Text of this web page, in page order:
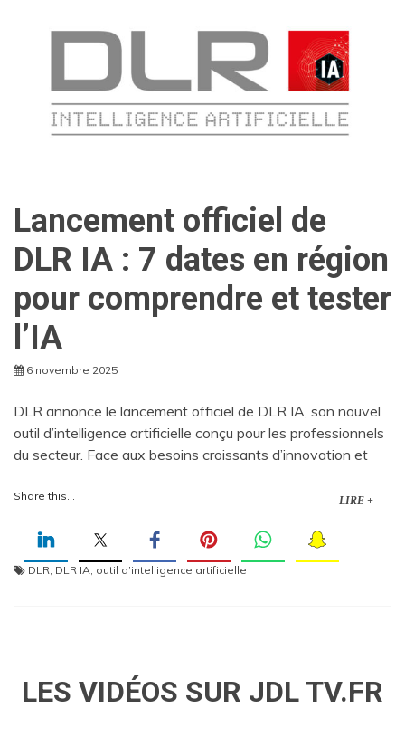
Lancement officiel de
DLR IA : 7 dates en région
pour comprendre et tester
l’IA
6 novembre 2025
DLR annonce le lancement officiel de DLR IA, son nouvel
outil d’intelligence artificielle conçu pour les professionnels
du secteur. Face aux besoins croissants d’innovation et
Share this... LIRE +
DLR, DLR IA, outil d’intelligence artificielle
LES VIDÉOS SUR JDL TV.FR